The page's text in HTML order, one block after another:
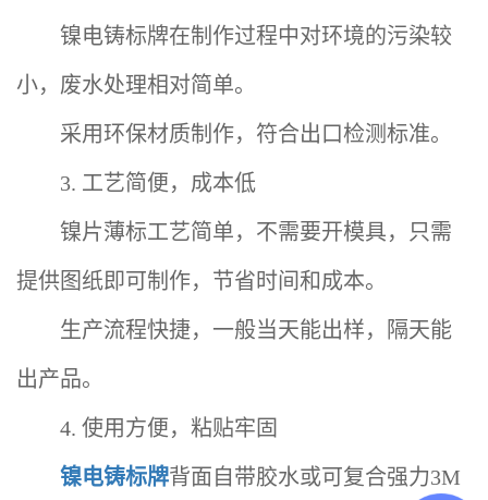
镍电铸标牌在制作过程中对环境的污染较
小，废水处理相对简单‌。
采用环保材质制作，符合出口检测标准‌。
3. 工艺简便，成本低
镍片薄标工艺简单，不需要开模具，只需
提供图纸即可制作，节省时间和成本‌。
生产流程快捷，一般当天能出样，隔天能
出产品‌。
4. 使用方便，粘贴牢固
镍电铸标牌背面自带胶水或可复合强力3M